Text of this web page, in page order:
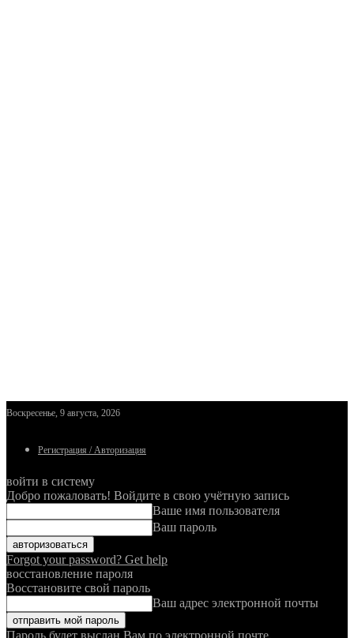
Воскресенье, 9 августа, 2026
Регистрация / Авторизация
войти в систему
Добро пожаловать! Войдите в свою учётную запись
Ваше имя пользователя
Ваш пароль
Forgot your password? Get help
восстановление пароля
Восстановите свой пароль
Ваш адрес электронной почты
Пароль будет выслан Вам по электронной почте.